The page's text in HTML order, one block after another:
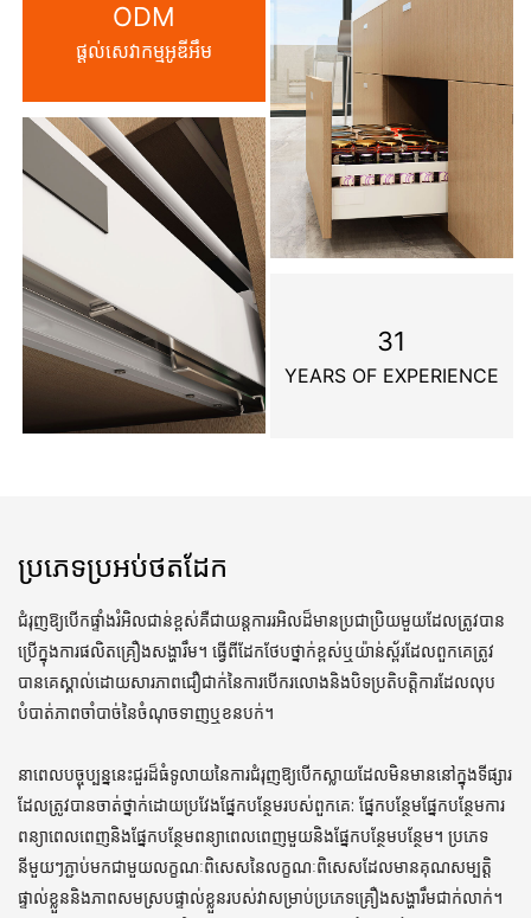
ODM
ផ្តល់សេវាកម្មអូឌីអឹម
31
YEARS OF EXPERIENCE
ប្រភេទប្រអប់ថតដែក
ជំរុញឱ្យបើកផ្ទាំងរំអិលជាន់ខ្ពស់គឺជាយន្តការរអិលដ៏មានប្រជាប្រិយមួយដែលត្រូវបាន
ប្រើក្នុងការផលិតគ្រឿងសង្ហារឹម។ ធ្វើពីដែកថែបថ្នាក់ខ្ពស់ឬយ៉ាន់ស្ព័រដែលពួកគេត្រូវ
បានគេស្គាល់ដោយសារភាពជឿជាក់នៃការបើករលោងនិងបិទប្រតិបត្តិការដែលលុប
បំបាត់ភាពចាំបាច់នៃចំណុចទាញឬខនបក់។
នាពេលបច្ចុប្បន្ននេះជួរដ៏ធំទូលាយនៃការជំរុញឱ្យបើកស្លាយដែលមិនមាននៅក្នុងទីផ្សារ
ដែលត្រូវបានចាត់ថ្នាក់ដោយប្រវែងផ្នែកបន្ថែមរបស់ពួកគេ: ផ្នែកបន្ថែមផ្នែកបន្ថែមការ
ពន្យាពេលពេញនិងផ្នែកបន្ថែមពន្យាពេលពេញមួយនិងផ្នែកបន្ថែមបន្ថែម។ ប្រភេទ
នីមួយៗភ្ជាប់មកជាមួយលក្ខណៈពិសេសនៃលក្ខណៈពិសេសដែលមានគុណសម្បត្តិ
ផ្ទាល់ខ្លួននិងភាពសមស្របផ្ទាល់ខ្លួនរបស់វាសម្រាប់ប្រភេទគ្រឿងសង្ហារឹមជាក់លាក់។